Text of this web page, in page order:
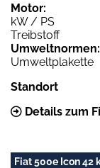
Motor:
kW / PS
Treibstoff
Umweltnormen:
Umweltplakette
Standort
Details zum
Fiat 500e Icon